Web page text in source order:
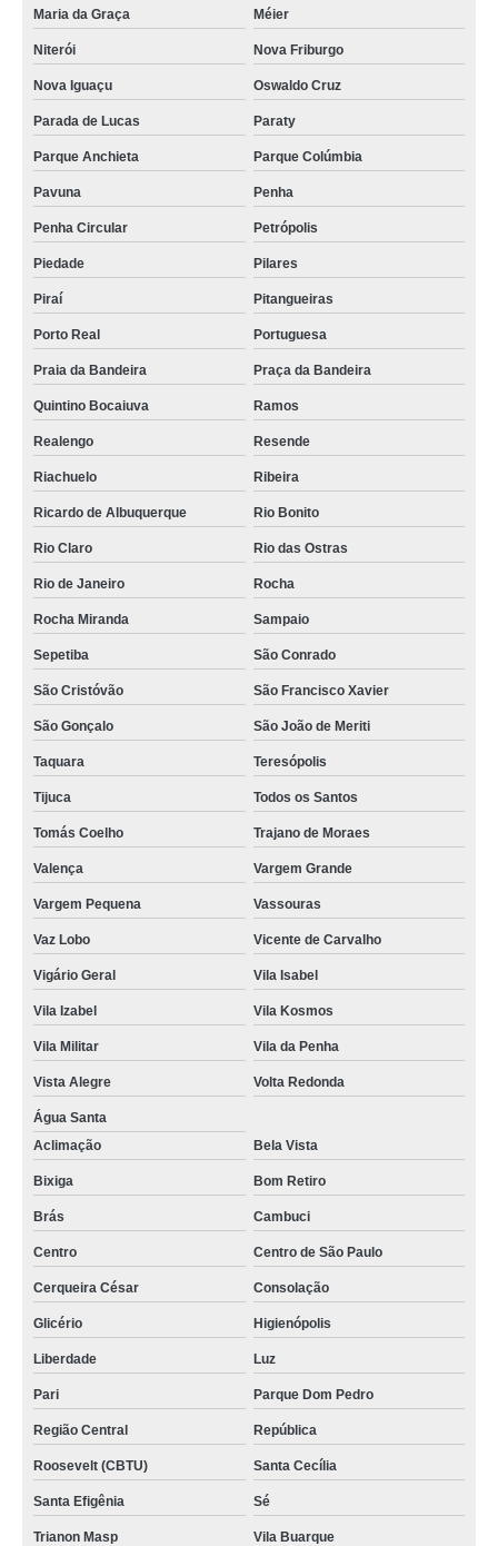
confinamento contenção térmica para data center Jaboticabal
onde tem confinamento contenção térmica para data center Jardim Guedala
confinamento térmico para data center com teto retrátil Vila Boaçava
venda de confinamento eficiência energética térmica para data center
Maria da Graça Méier
Niterói Nova Friburgo
Nova Iguaçu Oswaldo Cruz
Parada de Lucas Paraty
Parque Anchieta Parque Colúmbia
Pavuna Penha
Penha Circular Petrópolis
Piedade Pilares
Piraí Pitangueiras
Porto Real Portuguesa
Praia da Bandeira Praça da Bandeira
Quintino Bocaiuva Ramos
Realengo Resende
Riachuelo Ribeira
Ricardo de Albuquerque Rio Bonito
Rio Claro Rio das Ostras
Rio de Janeiro Rocha
Rocha Miranda Sampaio
Sepetiba São Conrado
São Cristóvão São Francisco Xavier
São Gonçalo São João de Meriti
Taquara Teresópolis
Tijuca Todos os Santos
Tomás Coelho Trajano de Moraes
Valença Vargem Grande
Vargem Pequena Vassouras
Vaz Lobo Vicente de Carvalho
Vigário Geral Vila Isabel
Vila Izabel Vila Kosmos
Vila Militar Vila da Penha
Vista Alegre Volta Redonda
Água Santa
Aclimação
Bela Vista
Bixiga Bom Retiro
Brás Cambuci
Centro Centro de São Paulo
Cerqueira César Consolação
Glicério Higienópolis
Liberdade Luz
Pari Parque Dom Pedro
Região Central República
Roosevelt (CBTU) Santa Cecília
Santa Efigênia Sé
Trianon Masp
Vila Buarque